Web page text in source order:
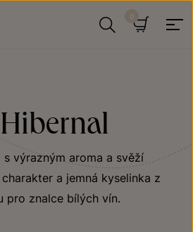
výrazným aroma a svěží
a jemná kyselinka z
pro znalce bílých vín.